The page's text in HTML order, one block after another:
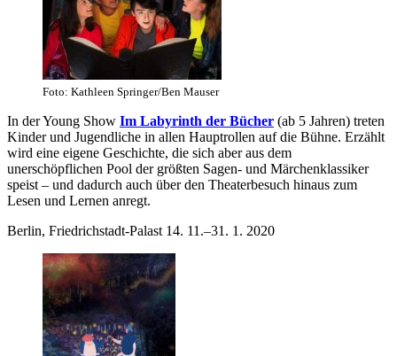
Foto: Kathleen Springer/Ben Mauser
In der Young Show Im Labyrinth der Bücher (ab 5 Jahren) treten
Kinder und Jugendliche in allen Hauptrollen auf die Bühne. Erzählt
wird eine eigene Geschichte, die sich aber aus dem
unerschöpflichen Pool der größten Sagen- und Märchenklassiker
speist – und dadurch auch über den Theaterbesuch hinaus zum
Lesen und Lernen anregt.
Berlin, Friedrichstadt-Palast 14. 11.–31. 1. 2020